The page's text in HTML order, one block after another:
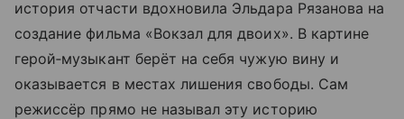
история отчасти вдохновила Эльдара Рязанова на
создание фильма «Вокзал для двоих». В картине
герой‑музыкант берёт на себя чужую вину и
оказывается в местах лишения свободы. Сам
режиссёр прямо не называл эту историю